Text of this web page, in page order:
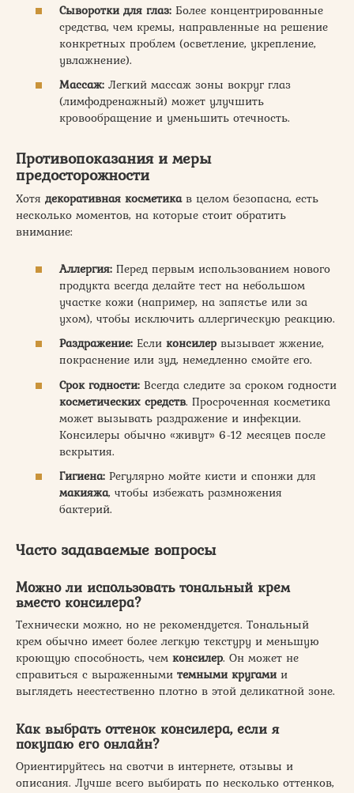
Сыворотки для глаз: Более концентрированные
средства, чем кремы, направленные на решение
конкретных проблем (осветление, укрепление,
увлажнение).
Массаж: Легкий массаж зоны вокруг глаз
(лимфодренажный) может улучшить
кровообращение и уменьшить отечность.
Противопоказания и меры
предосторожности
Хотя декоративная косметикав целом безопасна, есть
несколько моментов, на которые стоит обратить
внимание:
Аллергия: Перед первым использованием нового
продукта всегда делайте тест на небольшом
участке кожи (например, на запястье или за
ухом), чтобы исключить аллергическую реакцию.
Раздражение: Если консилер вызывает жжение,
покраснение или зуд, немедленно смойте его.
Срок годности: Всегда следите за сроком годности
косметических средств. Просроченная косметика
может вызывать раздражение и инфекции.
Консилеры обычно «живут» 6-12 месяцев после
вскрытия.
Гигиена: Регулярно мойте кисти и спонжи для
макияжа, чтобы избежать размножения
бактерий.
Часто задаваемые вопросы
Можно ли использовать тональный крем
вместо консилера?
Технически можно, но не рекомендуется. Тональный
крем обычно имеет более легкую текстуру и меньшую
кроющую способность, чем консилер. Он может не
справиться с выраженными темными кругамии
выглядеть неестественно плотно в этой деликатной зоне.
Как выбрать оттенок консилера, если я
покупаю его онлайн?
Ориентируйтесь на свотчи в интернете, отзывы и
описания. Лучше всего выбирать по несколько оттенков,